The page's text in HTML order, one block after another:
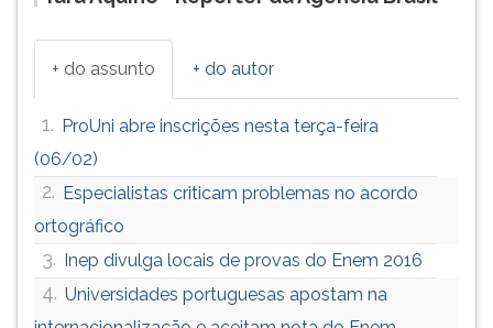
+ do assunto + do autor
1. ProUni abre inscrições nesta terça-feira
(06/02)
2. Especialistas criticam problemas no acordo
ortográfico
3. Inep divulga locais de provas do Enem 2016
4. Universidades portuguesas apostam na